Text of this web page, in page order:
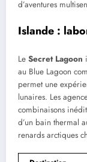
d’aventures
Islande :
Le Secret Lagoon
au Blue Lagoon
permet une
lunaires. Les
combinaisons
d’un bain thermal
renards arctiques